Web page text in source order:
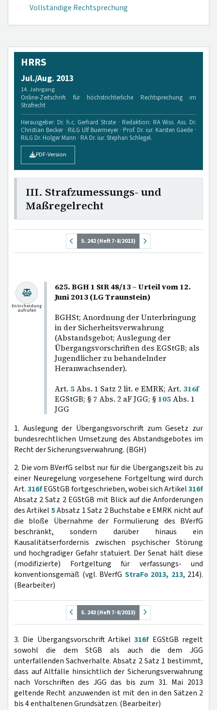
Vollständige Rechtsprechung
HRRS
Jul./Aug. 2013
14. Jahrgang
Online-Zeitschrift für höchstrichterliche Rechtsprechung im
Strafrecht
Herausgeber: Dr. h.c. Gerhard Strate · Redaktion: RA Wiss. Ass. Dr.
Christian Becker · RiLG Ulf Buermeyer · Prof. Dr. iur. Karsten Gaede ·
RiLG Dr. Holger Mann · RA Dr. iur. Stephan Schlegel.
PDF-Version
III. Strafzumessungs- und
Maßregelrecht
S. 242 (Heft 7-8/2013)
625. BGH 1 StR 48/13 – Urteil vom 12.
Juni 2013 (LG Traunstein)
BGHSt; Anordnung der Unterbringung
in der Sicherheitsverwahrung
(Abstandsgebot; Auslegung der
Übergangsvorschriften des EGStGB; als
Jugendlicher zu behandelnder
Heranwachsender).
Art. 5Abs. 1 Satz 2 lit. e EMRK; Art. 316f
EGStGB; § 7 Abs. 2 aF JGG; § 105Abs. 1
JGG
Entscheidung
aufrufen
1. Auslegung der Übergangsvorschrift zum Gesetz zur
bundesrechtlichen Umsetzung des Abstandsgebotes im
Recht der Sicherungsverwahrung. (BGH)
2. Die vom BVerfG selbst nur für die Übergangszeit bis zu
einer Neuregelung vorgesehene Fortgeltung wird durch
Art.316fEGStGB fortgeschrieben, wobei sich Artikel316f
Absatz 2 Satz 2 EGStGB mit Blick auf die Anforderungen
des Artikel 5Absatz 1 Satz 2 Buchstabe e EMRK nicht auf
die bloße Übernahme der Formulierung des BVerfG
beschränkt, sondern darüber hinaus ein
Kausalitätserfordernis zwischen psychischer Störung
und hochgradiger Gefahr statuiert. Der Senat hält diese
(modifizierte) Fortgeltung für verfassungs- und
konventionsgemäß (vgl. BVerfG StraFo 2013, 213, 214).
(Bearbeiter)
S. 243 (Heft 7-8/2013)
3. Die Übergangsvorschrift Artikel316f EGStGB regelt
sowohl die dem StGB als auch die dem JGG
unterfallenden Sachverhalte. Absatz 2 Satz 1 bestimmt,
dass auf Altfälle hinsichtlich der Sicherungsverwahrung
nach Vorschriften des JGG das bis zum 31. Mai 2013
geltende Recht anzuwenden ist mit den in den Sätzen 2
bis 4 enthaltenen Grundsätzen. (Bearbeiter)